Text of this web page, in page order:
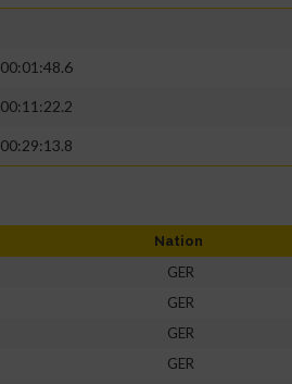
00:01:48.6
00:11:22.2
00:29:13.8
Nation
GER
GER
GER
GER